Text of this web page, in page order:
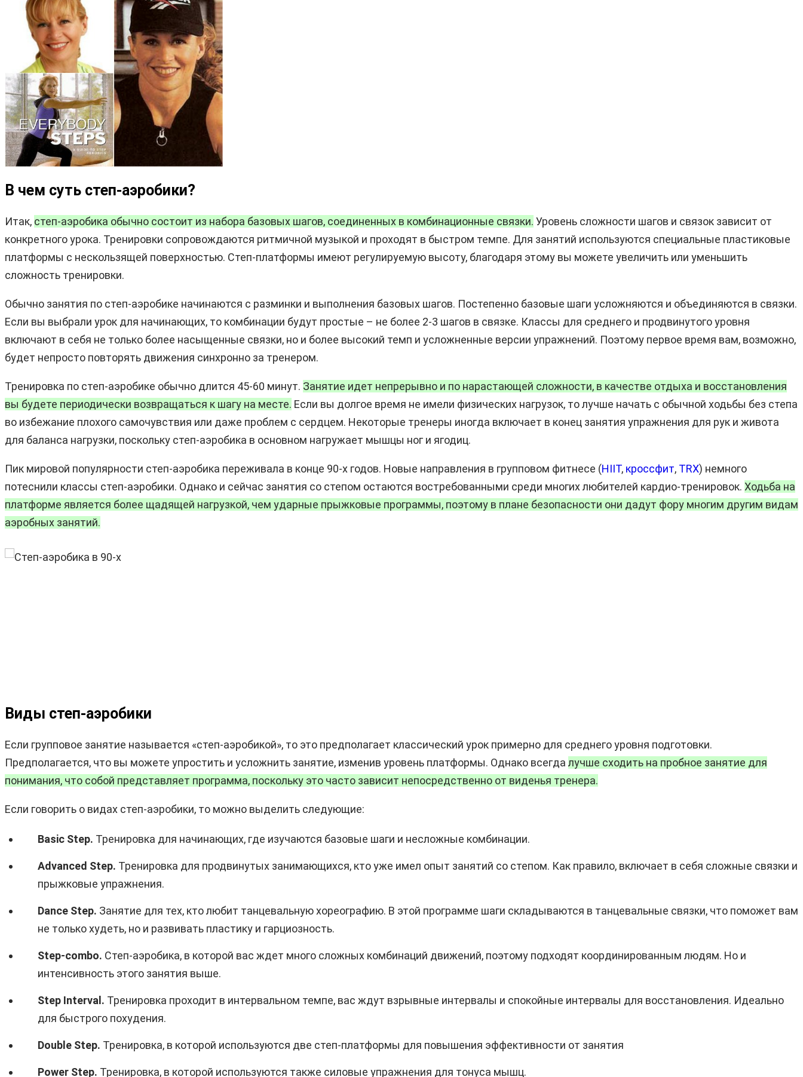
В чем суть степ-аэробики?
Итак, степ-аэробика обычно состоит из набора базовых шагов, соединенных в комбинационные связки. Уровень сложности шагов и связок зависит от
конкретного урока. Тренировки сопровождаются ритмичной музыкой и проходят в быстром темпе. Для занятий используются специальные пластиковые
платформы с нескользящей поверхностью. Степ-платформы имеют регулируемую высоту, благодаря этому вы можете увеличить или уменьшить
сложность тренировки.
Обычно занятия по степ-аэробике начинаются с разминки и выполнения базовых шагов. Постепенно базовые шаги усложняются и объединяются в связки.
Если вы выбрали урок для начинающих, то комбинации будут простые – не более 2-3 шагов в связке. Классы для среднего и продвинутого уровня
включают в себя не только более насыщенные связки, но и более высокий темп и усложненные версии упражнений. Поэтому первое время вам, возможно,
будет непросто повторять движения синхронно за тренером.
Тренировка по степ-аэробике обычно длится 45-60 минут. Занятие идет непрерывно и по нарастающей сложности, в качестве отдыха и восстановления
вы будете периодически возвращаться к шагу на месте. Если вы долгое время не имели физических нагрузок, то лучше начать с обычной ходьбы без степа
во избежание плохого самочувствия или даже проблем с сердцем. Некоторые тренеры иногда включает в конец занятия упражнения для рук и живота
для баланса нагрузки, поскольку степ-аэробика в основном нагружает мышцы ног и ягодиц.
Пик мировой популярности степ-аэробика переживала в конце 90-х годов. Новые направления в групповом фитнесе (HIIT, кроссфит, TRX) немного
потеснили классы степ-аэробики. Однако и сейчас занятия со степом остаются востребованными среди многих любителей кардио-тренировок. Ходьба на
платформе является более щадящей нагрузкой, чем ударные прыжковые программы, поэтому в плане безопасности они дадут фору многим другим видам
аэробных занятий.
Виды степ-аэробики
Если групповое занятие называется «степ-аэробикой», то это предполагает классический урок примерно для среднего уровня подготовки.
Предполагается, что вы можете упростить и усложнить занятие, изменив уровень платформы. Однако всегда лучше сходить на пробное занятие для
понимания, что собой представляет программа, поскольку это часто зависит непосредственно от виденья тренера.
Если говорить о видах степ-аэробики, то можно выделить следующие:
Basic Step. Тренировка для начинающих, где изучаются базовые шаги и несложные комбинации.
Advanced Step. Тренировка для продвинутых занимающихся, кто уже имел опыт занятий со степом. Как правило, включает в себя сложные связки и
прыжковые упражнения.
Dance Step. Занятие для тех, кто любит танцевальную хореографию. В этой программе шаги складываются в танцевальные связки, что поможет вам
не только худеть, но и развивать пластику и гарциозность.
Step-combo. Степ-аэробика, в которой вас ждет много сложных комбинаций движений, поэтому подходят координированным людям. Но и
интенсивность этого занятия выше.
Step Interval. Тренировка проходит в интервальном темпе, вас ждут взрывные интервалы и спокойные интервалы для восстановления. Идеально
для быстрого похудения.
Double Step. Тренировка, в которой используются две степ-платформы для повышения эффективности от занятия
Power Step. Тренировка, в которой используются также силовые упражнения для тонуса мышц.